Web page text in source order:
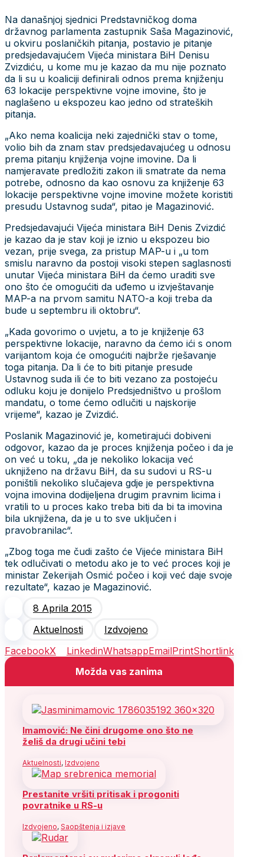
Na današnjoj sjednici Predstavničkog doma
državnog parlamenta zastupnik Saša Magazinović,
u okviru poslaničkih pitanja, postavio je pitanje
predsjedavajućem Vijeća ministara BiH Denisu
Zvizdiću, u kome mu je kazao da mu nije poznato
da li su u koaliciji definirali odnos prema knjiženju
63 lokacije perspektivne vojne imovine, što je
naglašeno u ekspozeu kao jedno od strateških
pitanja.
„Ako nema koalicija neki zajednički stav o tome,
volio bih da znam stav predsjedavajućeg u odnosu
prema pitanju knjiženja vojne imovine. Da li
namjeravate predložiti zakon ili smatrate da nema
potrebe, odnosno da kao osnovu za knjiženje 63
lokacije perspektivne vojne imovine možete koristiti
presudu Ustavnog suda“, pitao je Magazinović.
Predsjedavajući Vijeća ministara BiH Denis Zvizdić
je kazao da je stav koji je iznio u ekspozeu bio
vezan, prije svega, za pristup MAP-u i „u tom
smislu naravno da postoji visoki stepen saglasnosti
unutar Vijeća ministara BiH da ćemo uraditi sve
ono što će omogućiti da uđemo u izvještavanje
MAP-a na prvom samitu NATO-a koji treba da
bude u septembru ili oktobru“.
„Kada govorimo o uvjetu, a to je knjiženje 63
perspektivne lokacije, naravno da ćemo ići s onom
varijantom koja će omogućiti najbrže rješavanje
toga pitanja. Da li će to biti pitanje presude
Ustavnog suda ili će to biti vezano za postojeću
odluku koju je donijelo Predsjedništvo u prošlom
mandatu, o tome ćemo odlučiti u najskorije
vrijeme“, kazao je Zvizdić.
Poslanik Magazinović je, kometirajući dobiveni
odgovor, kazao da je proces knjiženja počeo i da je
on već u toku, „da je nekoliko lokacija već
uknjiženo na državu BiH, da su sudovi u RS-u
poništili nekoliko slučajeva gdje je perspektivna
vojna imovina dodijeljena drugim pravnim licima i
vratili to u proces kako treba biti da bi ta imovina
bila uknjižena, da je u to sve uključen i
pravobranilac“.
„Zbog toga me čudi zašto će Vijeće ministara BiH
tek odlučivati o metodu ako je to već proces koji je
ministar Zekerijah Osmić počeo i koji već daje svoje
rezultate“, kazao je Magazinović.
8 Aprila 2015
Aktuelnosti
Izdvojeno
FacebookX LinkedinWhatsappEmailPrintShortlink
Možda vas zanima
Imamović: Ne čini drugome ono što ne
želiš da drugi učini tebi
Aktuelnosti, Izdvojeno
Prestanite vršiti pritisak i progoniti
povratnike u RS-u
Izdvojeno, Saopštenja i izjave